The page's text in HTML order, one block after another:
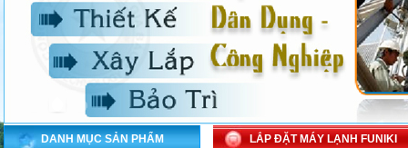
DANH MỤC SẢN PHẨM LẮP ĐẶT MÁY LẠNH FUNIKI